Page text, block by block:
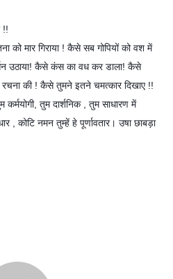
!!
को मार गिराया ! कैसे सब गोपियों को वश में
उठाया! कैसे कंस का वध कर डाला! कैसे
रचना की ! कैसे तुमने इतने चमत्कार दिखाए !!
तुम दार्शनिक , तुम साधारण में
, कोटि नमन तुम्हें हे पूर्णावतार। उषा छाबड़ा